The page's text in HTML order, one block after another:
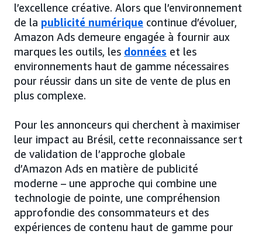
l’excellence créative. Alors que l’environnement
de la publicité numérique continue d’évoluer,
Amazon Ads demeure engagée à fournir aux
marques les outils, les données et les
environnements haut de gamme nécessaires
pour réussir dans un site de vente de plus en
plus complexe.
Pour les annonceurs qui cherchent à maximiser
leur impact au Brésil, cette reconnaissance sert
de validation de l’approche globale
d’Amazon Ads en matière de publicité
moderne – une approche qui combine une
technologie de pointe, une compréhension
approfondie des consommateurs et des
expériences de contenu haut de gamme pour